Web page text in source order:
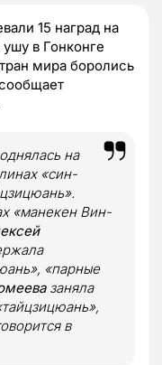
15 наград на
в Гонконге
мира боролись
на
«син-
«манекен Вин-
«парные
заняла
в